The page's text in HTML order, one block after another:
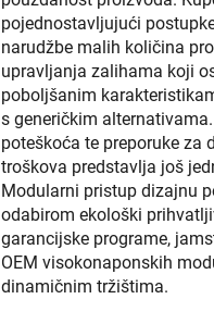
pojednostavljujući
narudžbe malih količina
upravljanja zalihama koji
poboljšanim
s generičkim
poteškoća te preporuke za
troškova predstavlja još
Modularni pristup dizajnu
odabirom ekološki
garancijske programe,
OEM visokonaponskih
dinamičnim tržištima.